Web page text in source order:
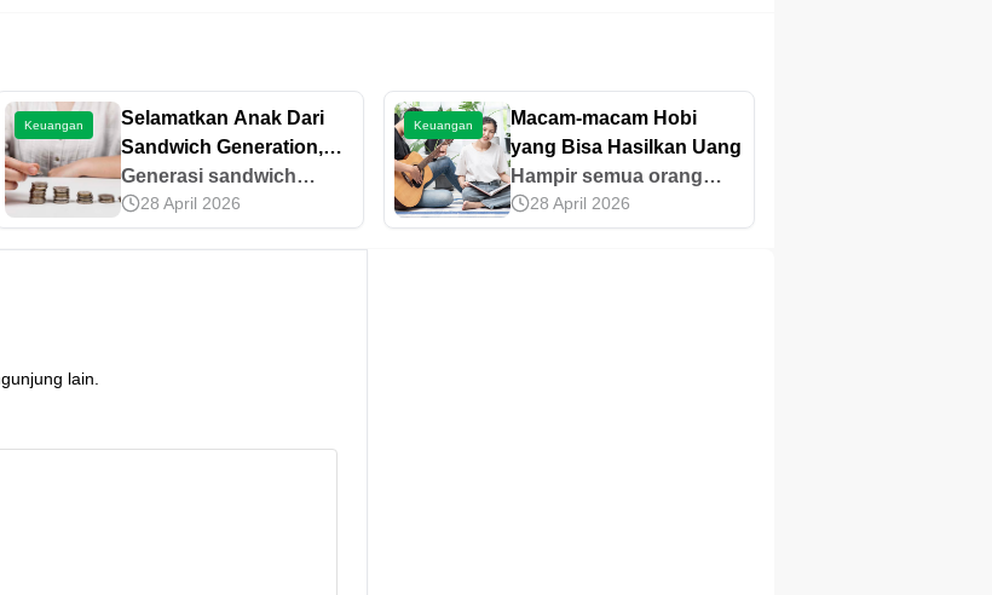
Keuangan
Selamatkan Anak Dari
Sandwich Generation,
Bagaimana Caranya?
Generasi sandwich
adalah generasi yang
mengutamakan
28 April 2026
Keuangan
Macam-macam Hobi
yang Bisa Hasilkan Uang
Hampir semua orang
memiliki kegiatan atau
aktivitas yang
28 April 2026
lain.